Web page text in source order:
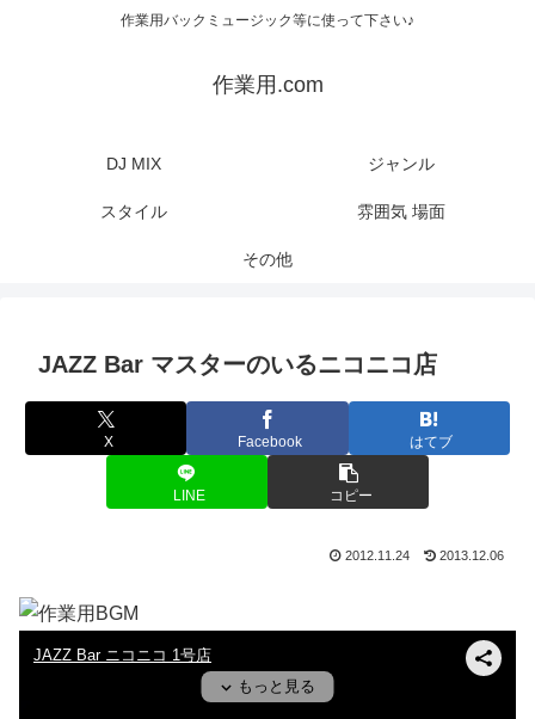
作業用バックミュージック等に使って下さい♪
作業用.com
DJ MIX ジャンル
スタイル 雰囲気 場面
その他
JAZZ Bar マスターのいるニコニコ店
X Facebook はてブ
LINE コピー
2012.11.24 2013.12.06